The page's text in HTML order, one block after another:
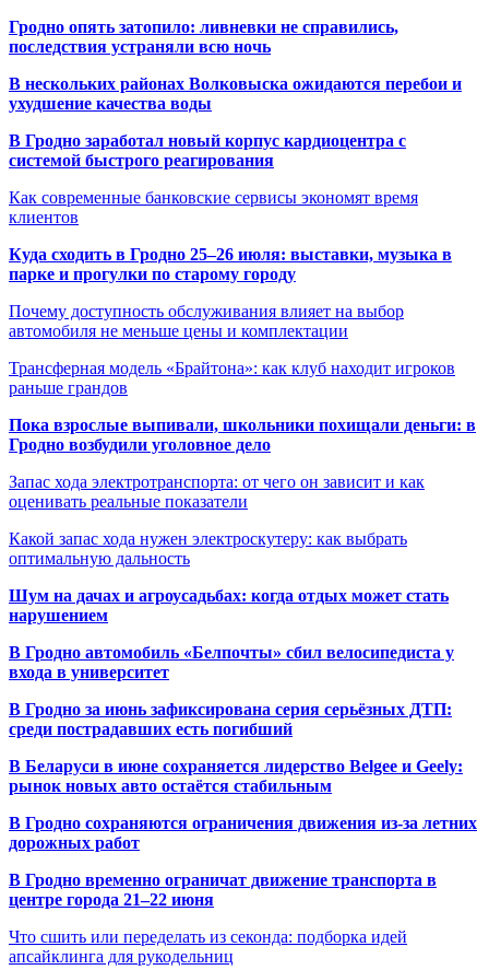
Гродно опять затопило: ливневки не справились,
последствия устраняли всю ночь
В нескольких районах Волковыска ожидаются перебои и
ухудшение качества воды
В Гродно заработал новый корпус кардиоцентра с
системой быстрого реагирования
Как современные банковские сервисы экономят время
клиентов
Куда сходить в Гродно 25–26 июля: выставки, музыка в
парке и прогулки по старому городу
Почему доступность обслуживания влияет на выбор
автомобиля не меньше цены и комплектации
Трансферная модель «Брайтона»: как клуб находит игроков
раньше грандов
Пока взрослые выпивали, школьники похищали деньги: в
Гродно возбудили уголовное дело
Запас хода электротранспорта: от чего он зависит и как
оценивать реальные показатели
Какой запас хода нужен электроскутеру: как выбрать
оптимальную дальность
Шум на дачах и агроусадьбах: когда отдых может стать
нарушением
В Гродно автомобиль «Белпочты» сбил велосипедиста у
входа в университет
В Гродно за июнь зафиксирована серия серьёзных ДТП:
среди пострадавших есть погибший
В Беларуси в июне сохраняется лидерство Belgee и Geely:
рынок новых авто остаётся стабильным
В Гродно сохраняются ограничения движения из-за летних
дорожных работ
В Гродно временно ограничат движение транспорта в
центре города 21–22 июня
Что сшить или переделать из секонда: подборка идей
апсайклинга для рукодельниц